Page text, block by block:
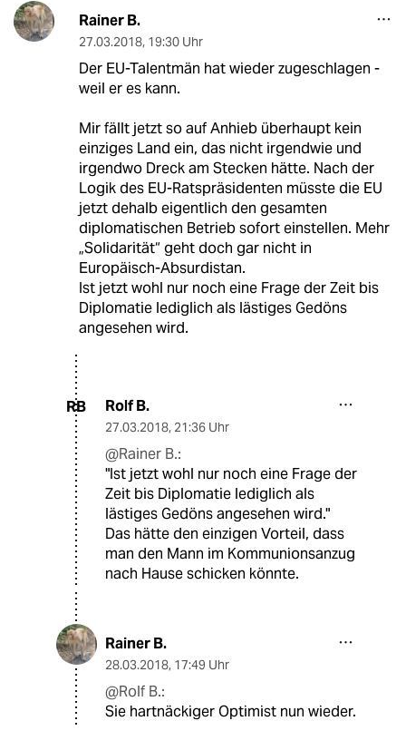
Rainer B.
27.03.2018, 19:30 Uhr
Der EU-Talentmän hat wieder zugeschlagen -
weil er es kann.
Mir fällt jetzt so auf Anhieb überhaupt kein
einziges Land ein, das nicht irgendwie und
irgendwo Dreck am Stecken hätte. Nach der
Logik des EU-Ratspräsidenten müsste die EU
jetzt dehalb eigentlich den gesamten
diplomatischen Betrieb sofort einstellen. Mehr
„Solidarität“ geht doch gar nicht in
Europäisch-Absurdistan.
Ist jetzt wohl nur noch eine Frage der Zeit bis
Diplomatie lediglich als lästiges Gedöns
angesehen wird.
RB Rolf B.
27.03.2018, 21:36 Uhr
@Rainer B.:
"Ist jetzt wohl nur noch eine Frage der
Zeit bis Diplomatie lediglich als
lästiges Gedöns angesehen wird."
Das hätte den einzigen Vorteil, dass
man den Mann im Kommunionsanzug
nach Hause schicken könnte.
Rainer B.
28.03.2018, 17:49 Uhr
@Rolf B.:
Sie hartnäckiger Optimist nun wieder.